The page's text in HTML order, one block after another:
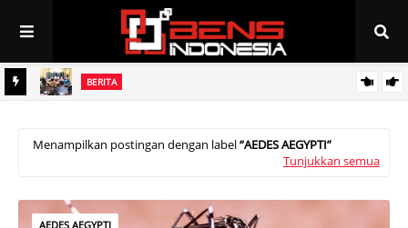
Pemkab Muratara Melalui Disnakertrans Tengah Menggodok
Menampilkan postingan dengan label AEDES AEGYPTI
Tunjukkan semua
AEDES AEGYPTI